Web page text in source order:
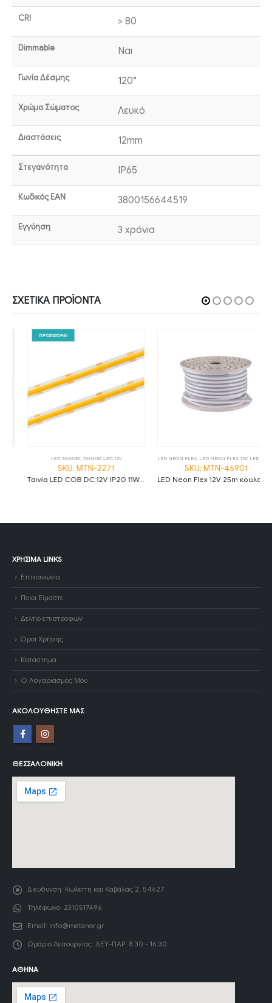
CRI > 80
Dimmable Ναι
Γωνία Δέσμης 120°
Χρώμα Σώματος Λευκό
Διαστάσεις 12mm
Στεγανότητα IP65
Κωδικός EAN 3800156644519
Εγγύηση 3 χρόνια
ΣΧΕΤΙΚΆ ΠΡΟΪΌΝΤΑ
ΠΡΟΣΦΟΡΑ!
LED ΤΑΙΝΙΕΣ,ΤΑΙΝΙΕΣ LED 12V
SKU: MTN-2271
Ταινία LED COB DC:12V IP20 11W/m Ψυχρό λευκό 6000K 1100lm/m 480LED/m MTN-2271
LED NEON FLEX, LED NEON FLEX 12V ,LED ΤΑΙΝΙΕΣ
SKU: MTN-45901
LED Neon Flex 12V 25m κουλούρα 6W/m ψυχρό λευκό
Ποιοι Είμαστε
Δελτίο επιστροφών
Όροι Χρήσης
Κατάστημα
Ο Λογαριασμός Μου